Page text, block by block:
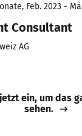
Feb. 2023 -
Consultant
AG
ein, um das
sehen.